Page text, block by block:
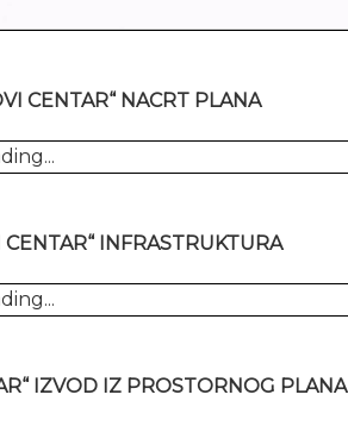
CENTAR“ NACRT PLANA
INFRASTRUKTURA
IZVOD IZ PROSTORNOG PLANA